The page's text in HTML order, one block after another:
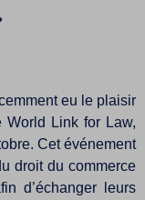
eu le plaisir
Link for Law,
Cet événement
droit du commerce
d’échanger leurs